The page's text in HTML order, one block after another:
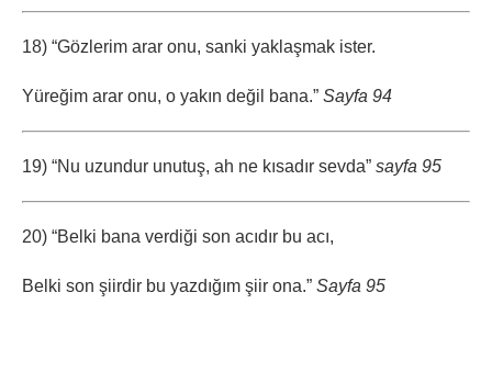
18) “Gözlerim arar onu, sanki yaklaşmak ister.
Yüreğim arar onu, o yakın değil bana.” Sayfa 94
19) “Nu uzundur unutuş, ah ne kısadır sevda” sayfa 95
20) “Belki bana verdiği son acıdır bu acı,
Belki son şiirdir bu yazdığım şiir ona.” Sayfa 95